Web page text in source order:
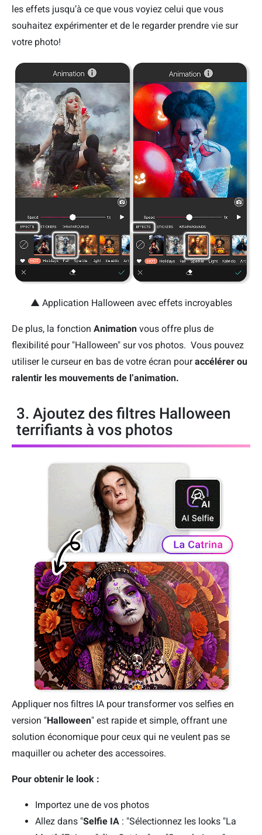
les effets jusqu’à ce que vous voyiez celui que vous
souhaitez expérimenter et de le regarder prendre vie sur
votre photo!
▲ Application Halloween avec effets incroyables
De plus, la fonction Animation vous offre plus de
flexibilité pour "Halloween" sur vos photos. Vous pouvez
utiliser le curseur en bas de votre écran pouraccélérer ou
ralentir les mouvements de l’animation.
3. Ajoutez des filtres Halloween
terrifiants à vos photos
Appliquer nos filtres IA pour transformer vos selfies en
version "Halloween" est rapide et simple, offrant une
solution économique pour ceux qui ne veulent pas se
maquiller ou acheter des accessoires.
Pour obtenir le look :
Importez une de vos photos
Allez dans "Selfie IA : "Sélectionnez les looks "La